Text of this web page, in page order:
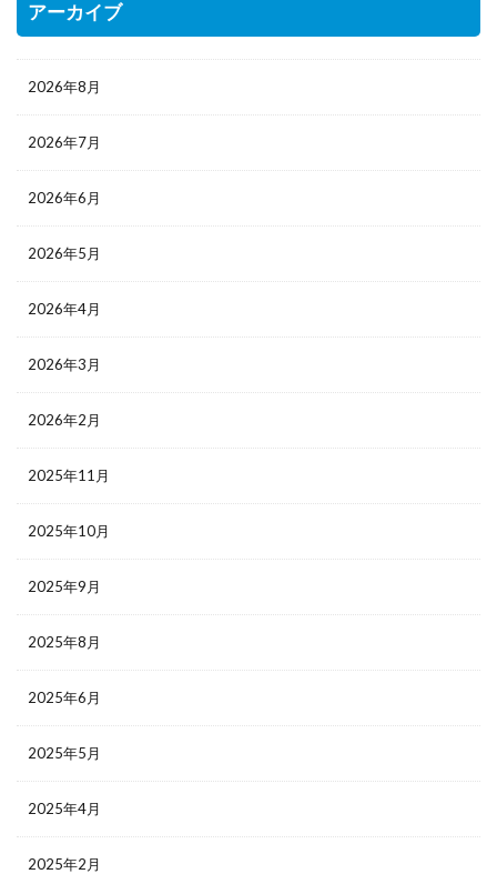
アーカイブ
2026年8月
2026年7月
2026年6月
2026年5月
2026年4月
2026年3月
2026年2月
2025年11月
2025年10月
2025年9月
2025年8月
2025年6月
2025年5月
2025年4月
2025年2月